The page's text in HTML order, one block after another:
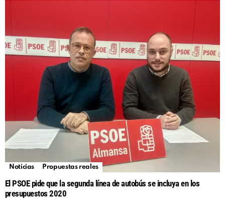
Noticias Propuestas reales
El PSOE pide que la segunda línea de autobús se incluya en los
presupuestos 2020